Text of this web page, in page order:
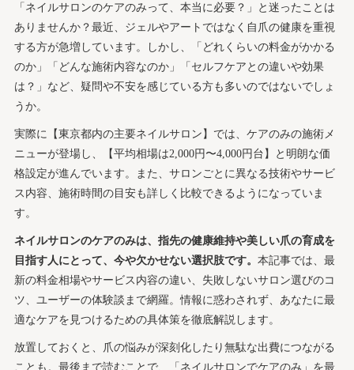
「ネイルサロンのケアのみって、本当に必要？」と迷ったことは
ありませんか？最近、ジェルやアートではなく自爪の健康を重視
する方が急増しています。しかし、「どれくらいの料金がかかる
のか」「どんな施術内容なのか」「セルフケアとの違いや効果
は？」など、疑問や不安を感じている方も多いのではないでしょ
うか。
実際に【東京都内の主要ネイルサロン】では、ケアのみの施術メ
ニューが登場し、【平均相場は2,000円〜4,000円台】と明朗な価
格設定が進んでいます。また、サロンごとに異なる技術やサービ
ス内容、施術時間の目安も詳しく比較できるようになっていま
す。
ネイルサロンのケアのみは、指先の健康維持や美しい爪の育成を
目指す人にとって、今や欠かせない選択肢です。 本記事では、最
新の料金相場やサービス内容の違い、失敗しないサロン選びのコ
ツ、ユーザーの体験談まで網羅。情報に惑わされず、あなたに最
適なケアを見つけるための具体策を徹底解説します。
放置しておくと、爪の悩みが深刻化したり無駄な出費につながる
ことも。最後まで読むことで、「ネイルサロンでケアのみ」を最